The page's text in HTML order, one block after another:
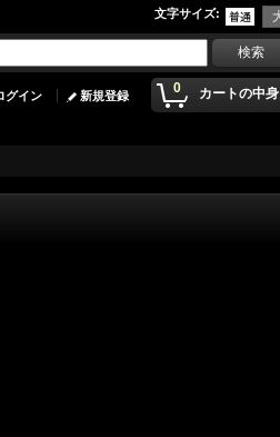
文字サイズ:
0 カートの中身
グイン 新規登録